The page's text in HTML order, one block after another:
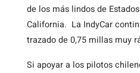
de los más lindos de
California. La IndyCar
trazado de 0,75 millas muy
Si apoyar a los pilotos